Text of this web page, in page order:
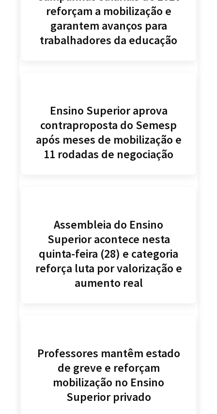
reforçam a mobilização e
garantem avanços para
trabalhadores da educação
Ensino Superior aprova
contraproposta do Semesp
após meses de mobilização e
11 rodadas de negociação
Assembleia do Ensino
Superior acontece nesta
quinta-feira (28) e categoria
reforça luta por valorização e
aumento real
Professores mantêm estado
de greve e reforçam
mobilização no Ensino
Superior privado